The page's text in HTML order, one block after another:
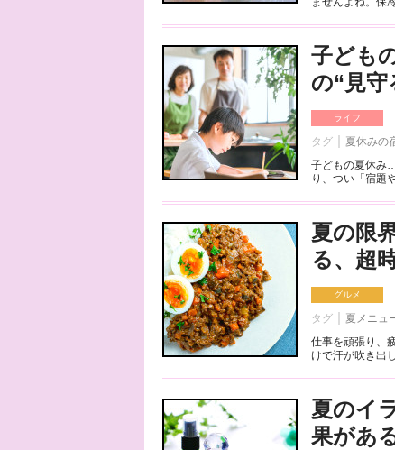
子ども
の“見
ライフ
タグ 夏休みの
子どもの夏休み
り、つい「宿題
夏の限
る、超
グルメ
タグ 夏メニュ
仕事を頑張り、
けで汗が吹き出
夏のイ
果があ